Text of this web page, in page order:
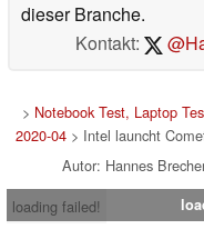
dieser Branche.
Kontakt:
> Notebook Test, Laptop
2020-04> Intel launcht
Autor: Hannes
loading failed!